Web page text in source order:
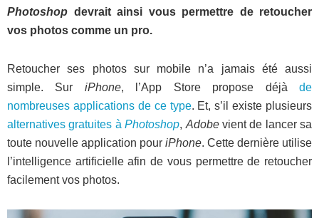
Photoshop devrait ainsi vous permettre de retoucher
vos photos comme un pro.
Retoucher ses photos sur mobile n’a jamais été aussi
simple. Sur iPhone, l’App Store propose déjàde
nombreuses applications de ce type. Et, s’il existe plusieurs
alternatives gratuites àPhotoshop, Adobevient de lancer sa
toute nouvelle application pour iPhone. Cette dernière utilise
l’intelligence artificielle afin de vous permettre de retoucher
facilement vos photos.